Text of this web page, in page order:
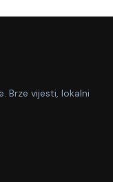
Brze vijesti, lokalni